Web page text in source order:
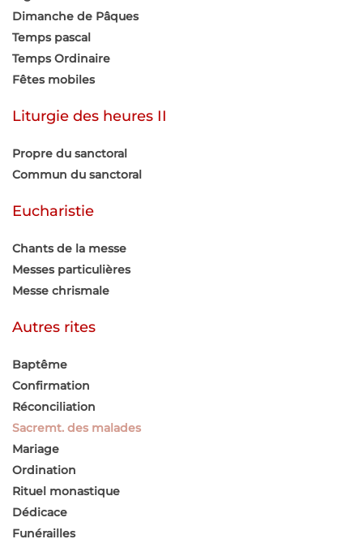
Dimanche de Pâques
Temps pascal
Temps Ordinaire
Fêtes mobiles
Liturgie des heures II
Propre du sanctoral
Commun du sanctoral
Eucharistie
Chants de la messe
Messes particulières
Messe chrismale
Autres rites
Baptême
Confirmation
Réconciliation
Sacremt. des malades
Mariage
Ordination
Rituel monastique
Dédicace
Funérailles